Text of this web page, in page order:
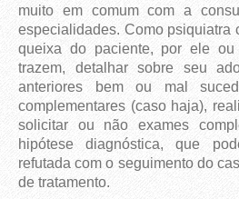
muito em comum com a
especialidades. Como psiquiatra
queixa do paciente, por ele
trazem, detalhar sobre seu
anteriores bem ou mal
complementares (caso haja),
solicitar ou não exames
hipótese diagnóstica, que
refutada com o seguimento do
de tratamento.